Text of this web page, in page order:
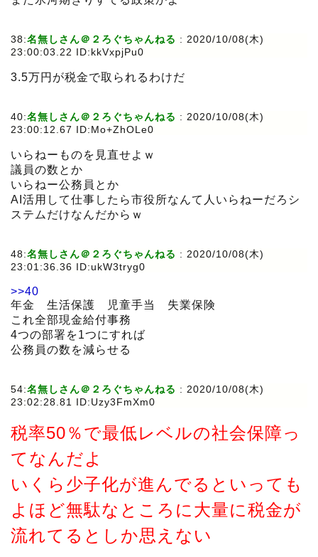
38:名無しさん＠２ろぐちゃんねる : 2020/10/08(木)
23:00:03.22 ID:kkVxpjPu0
3.5万円が税金で取られるわけだ
40:名無しさん＠２ろぐちゃんねる : 2020/10/08(木)
23:00:12.67 ID:Mo+ZhOLe0
いらねーものを見直せよｗ
議員の数とか
いらねー公務員とか
AI活用して仕事したら市役所なんて人いらねーだろシ
ステムだけなんだからｗ
48:名無しさん＠２ろぐちゃんねる : 2020/10/08(木)
23:01:36.36 ID:ukW3tryg0
>>40
年金 生活保護 児童手当 失業保険
これ全部現金給付事務
4つの部署を1つにすれば
公務員の数を減らせる
54:名無しさん＠２ろぐちゃんねる : 2020/10/08(木)
23:02:28.81 ID:Uzy3FmXm0
税率50％で最低レベルの社会保障っ
てなんだよ
いくら少子化が進んでるといっても
よほど無駄なところに大量に税金が
流れてるとしか思えない